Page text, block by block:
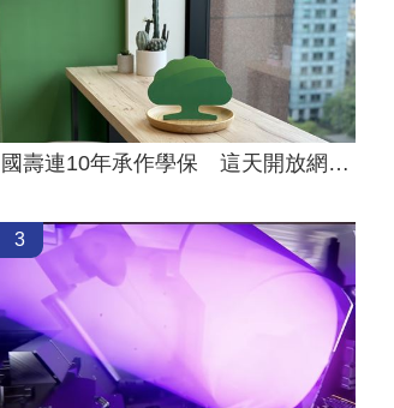
國壽連10年承作學保 這天開放網路投保
3